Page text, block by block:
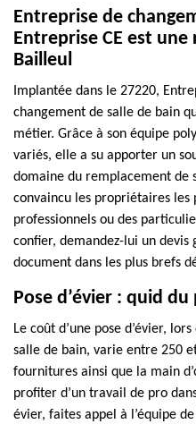
Entreprise de
Entreprise CE est une
Bailleul
Implantée dans le 27220,
changement de salle de bain
métier. Grâce à son équipe
variés, elle a su apporter un
domaine du remplacement de
convaincu les propriétaires les
professionnels ou des
confier, demandez-lui un devis
document dans les plus brefs
Pose d’évier : quid du
Le coût d’une pose d’évier,
salle de bain, varie entre 250
fournitures ainsi que la main
profiter d’un travail de pro
évier, faites appel à l’équipe